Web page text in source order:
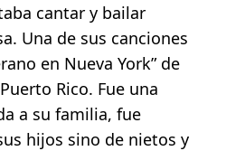
cantar y bailar
Una de sus canciones
en Nueva York” de
Rico. Fue una
a su familia, fue
hijos sino de nietos y